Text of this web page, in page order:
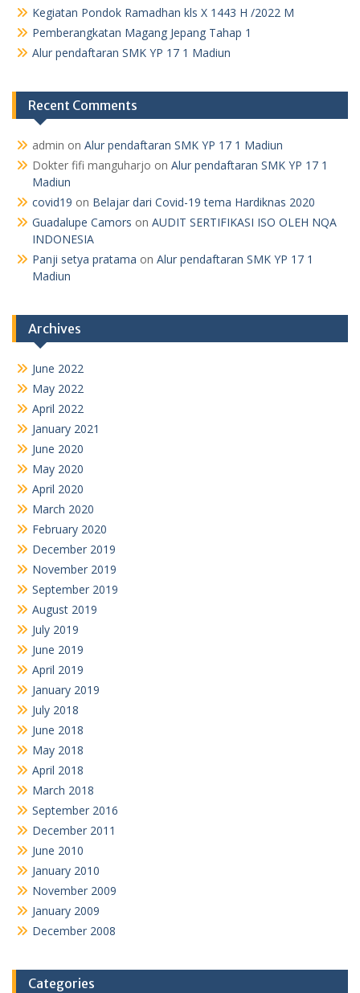
Kegiatan Pondok Ramadhan kls X 1443 H /2022 M
Pemberangkatan Magang Jepang Tahap 1
Alur pendaftaran SMK YP 17 1 Madiun
Recent Comments
admin on Alur pendaftaran SMK YP 17 1 Madiun
Dokter fifi manguharjo on Alur pendaftaran SMK YP 17 1
Madiun
covid19 on Belajar dari Covid-19 tema Hardiknas 2020
Guadalupe Camors on AUDIT SERTIFIKASI ISO OLEH NQA
INDONESIA
Panji setya pratama on Alur pendaftaran SMK YP 17 1
Madiun
Archives
June 2022
May 2022
April 2022
January 2021
June 2020
May 2020
April 2020
March 2020
February 2020
December 2019
November 2019
September 2019
August 2019
July 2019
June 2019
April 2019
January 2019
July 2018
June 2018
May 2018
April 2018
March 2018
September 2016
December 2011
June 2010
January 2010
November 2009
January 2009
December 2008
Categories